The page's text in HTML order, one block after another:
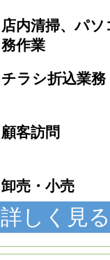
店内清掃、パ
務作業
チラシ折込業務
顧客訪問
卸売・小売
詳しく見る